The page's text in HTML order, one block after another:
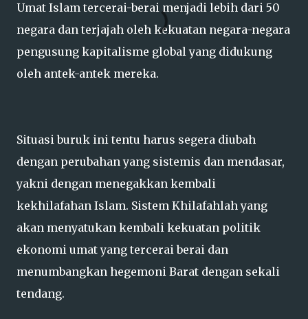
Umat Islam tercerai-berai menjadi lebih dari 50
negara dan terjajah oleh kekuatan negara-negara
pengusung kapitalisme global yang didukung
oleh antek-antek mereka.
Situasi buruk ini tentu harus segera diubah
dengan perubahan yang sistemis dan mendasar,
yakni dengan menegakkan kembali
kekhilafahan Islam. Sistem Khilafahlah yang
akan menyatukan kembali kekuatan politik
ekonomi umat yang tercerai berai dan
menumbangkan hegemoni Barat dengan sekali
tendang.